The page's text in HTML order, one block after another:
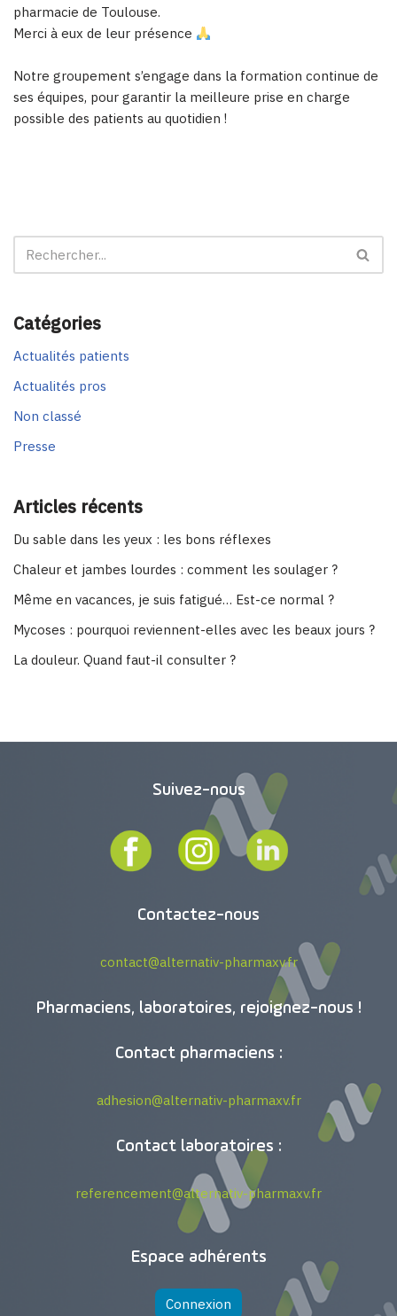
pharmacie de Toulouse.
Merci à eux de leur présence
Notre groupement s’engage dans la formation continue de
ses équipes, pour garantir la meilleure prise en charge
possible des patients au quotidien !
Catégories
Actualités patients
Actualités pros
Non classé
Presse
Articles récents
Du sable dans les yeux : les bons réflexes
Chaleur et jambes lourdes : comment les soulager ?
Même en vacances, je suis fatigué… Est-ce normal ?
Mycoses : pourquoi reviennent-elles avec les beaux jours ?
La douleur. Quand faut-il consulter ?
Suivez-nous
Contactez-nous
contact@alternativ-pharmaxv.fr
Pharmaciens, laboratoires, rejoignez-nous !
Contact pharmaciens :
adhesion@alternativ-pharmaxv.fr
Contact laboratoires :
referencement@alternativ-pharmaxv.fr
Espace adhérents
Connexion